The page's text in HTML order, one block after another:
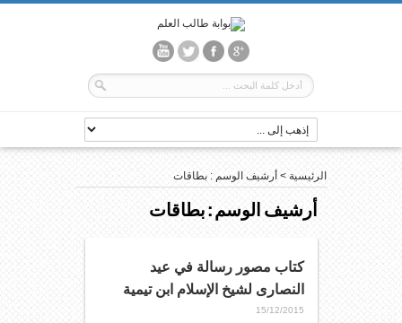
الرئيسية > أرشيف الوسم : بطاقات
أرشيف الوسم :بطاقات
كتاب مصور رسالة في عيد
النصارى لشيخ الإسلام ابن تيمية
15/12/2015